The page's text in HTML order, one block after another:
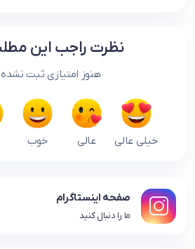
نظرت راجب این
هنوز امتیازی ثبت
خیلی عالی عالی خوب
صفحه اینستاگرام
ما را دنبال کنید